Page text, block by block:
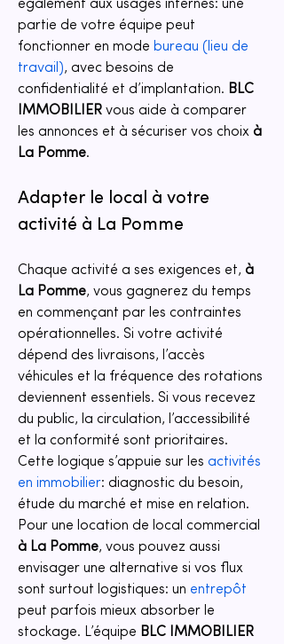
également aux usages internes: une
partie de votre équipe peut
fonctionner en mode bureau (lieu de
travail), avec besoins de
confidentialité et d’implantation. BLC
IMMOBILIER vous aide à comparer
les annonces et à sécuriser vos choix à
La Pomme.
Adapter le local à votre
activité à La Pomme
Chaque activité a ses exigences et, à
La Pomme, vous gagnerez du temps
en commençant par les contraintes
opérationnelles. Si votre activité
dépend des livraisons, l’accès
véhicules et la fréquence des rotations
deviennent essentiels. Si vous recevez
du public, la circulation, l’accessibilité
et la conformité sont prioritaires.
Cette logique s’appuie sur les activités
en immobilier: diagnostic du besoin,
étude du marché et mise en relation.
Pour une location de local commercial
à La Pomme, vous pouvez aussi
envisager une alternative si vos flux
sont surtout logistiques: un entrepôt
peut parfois mieux absorber le
stockage. L’équipe BLC IMMOBILIER